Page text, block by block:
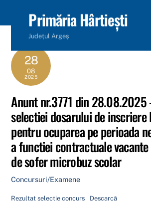
Primăria Hârtiești
Județul Argeș
28
08
2025
Anunt nr.3771 din 28.08.2025
selectiei dosarului de
pentru ocuparea pe perioada
a functiei contractuale
de sofer microbuz scolar
Concursuri/Examene
Rezultat selectie concurs Descarcă